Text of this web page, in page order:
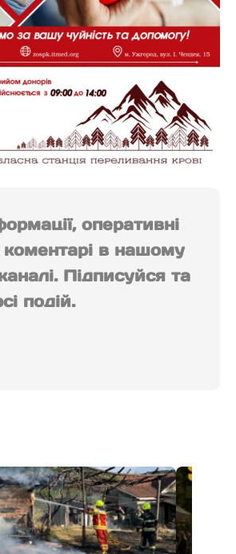
оперативні
в нашому
Підписуйся та
подій.